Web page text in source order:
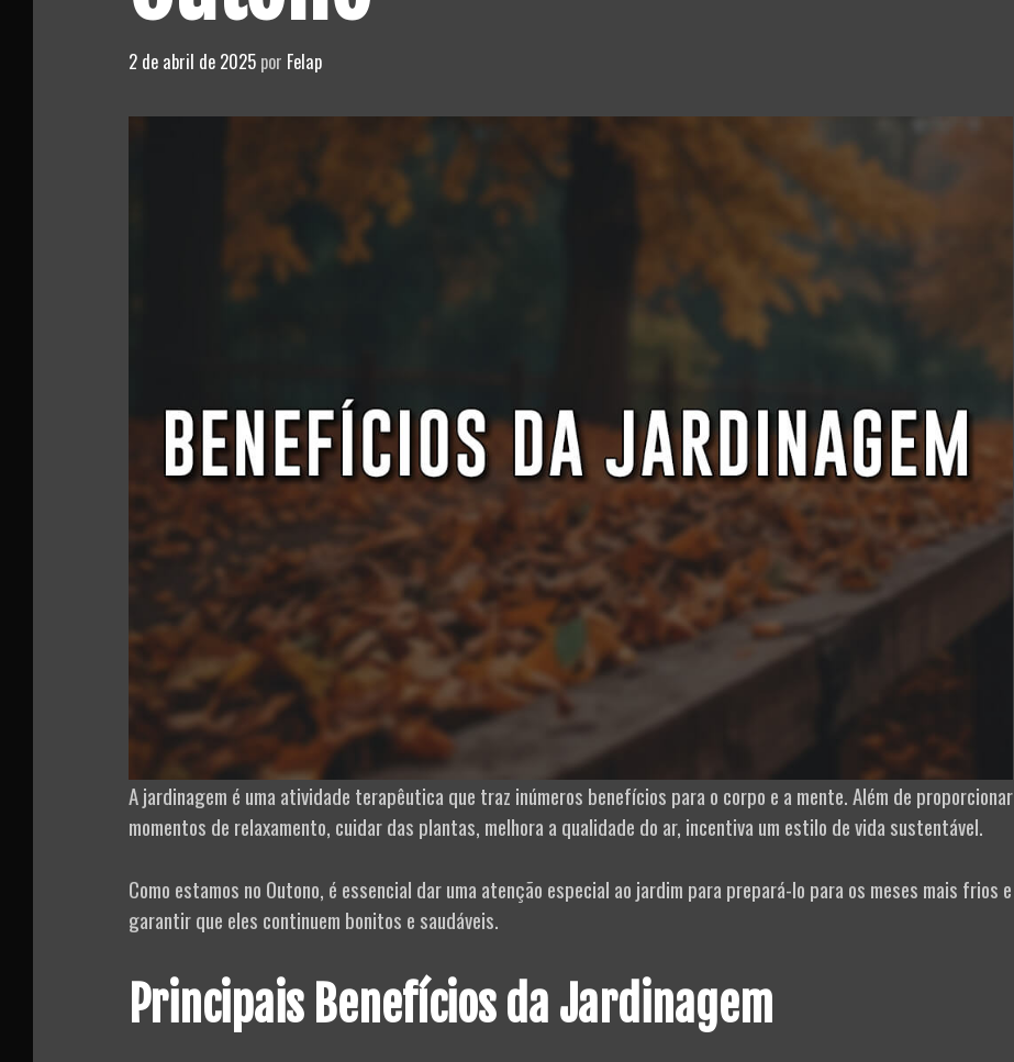
2 de abril de 2025 por Felap
A jardinagem é uma atividade terapêutica que traz inúmeros benefícios para o corpo e a mente. Além de proporcionar
momentos de relaxamento, cuidar das plantas, melhora a qualidade do ar, incentiva um estilo de vida sustentável.
Como estamos no Outono, é essencial dar uma atenção especial ao jardim para prepará-lo para os meses mais frios e
garantir que eles continuem bonitos e saudáveis.
Principais Benefícios da Jardinagem